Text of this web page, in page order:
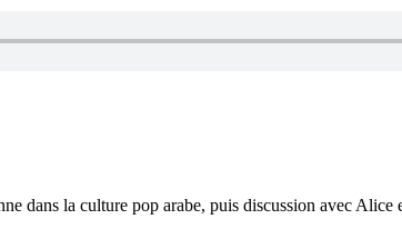
dans la culture pop arabe, puis discussion avec Alice